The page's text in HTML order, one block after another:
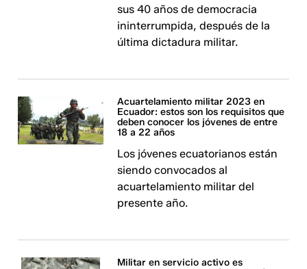
sus 40 años de democracia
ininterrumpida, después de la
última dictadura militar.
Acuartelamiento militar 2023 en
Ecuador: estos son los requisitos que
deben conocer los jóvenes de entre
18 a 22 años
Los jóvenes ecuatorianos están
siendo convocados al
acuartelamiento militar del
presente año.
Militar en servicio activo es